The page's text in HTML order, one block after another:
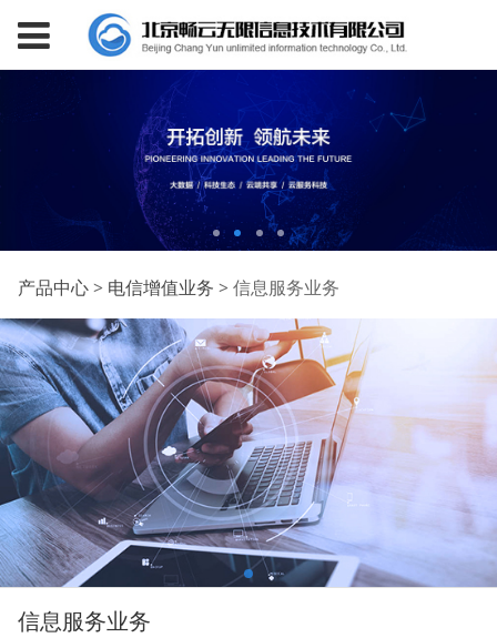
信息服务业务
产品中心> 电信增值业务 > 信息服务业务
信息服务业务